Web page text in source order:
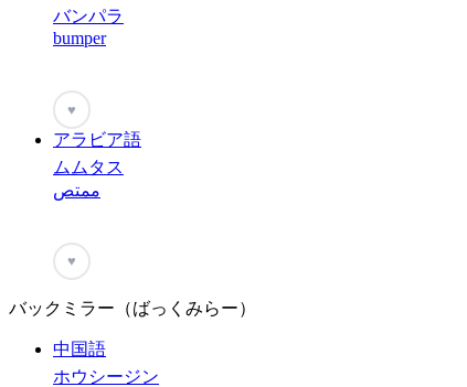
バンパラ
bumper
♥
アラビア語
ムムタス
ممتص
♥
バックミラー（ばっくみらー）
中国語
ホウシージン